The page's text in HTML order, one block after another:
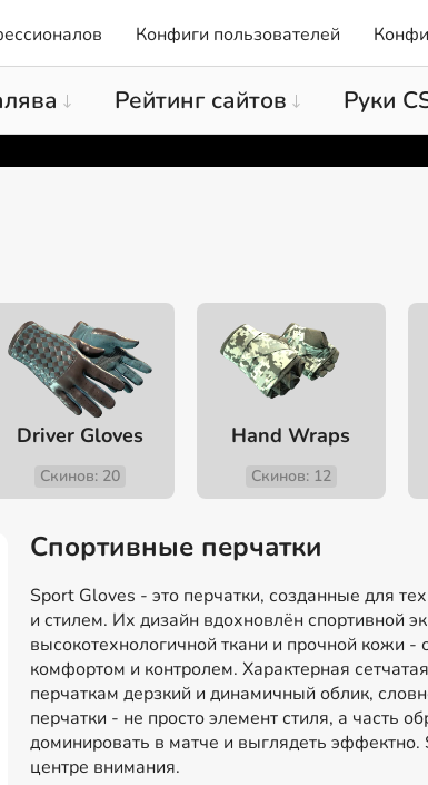
Конфиги пользователей
Рейтинг сайтов Руки
Driver Gloves
Скинов: 20
Hand Wraps
Скинов: 12
Спортивные перчатки
Sport Gloves - это перчатки, созданные для
и стилем. Их дизайн вдохновлён спортивной
высокотехнологичной ткани и прочной кожи
комфортом и контролем. Характерная
перчаткам дерзкий и динамичный облик,
перчатки - не просто элемент стиля, а часть
доминировать в матче и выглядеть
центре внимания.